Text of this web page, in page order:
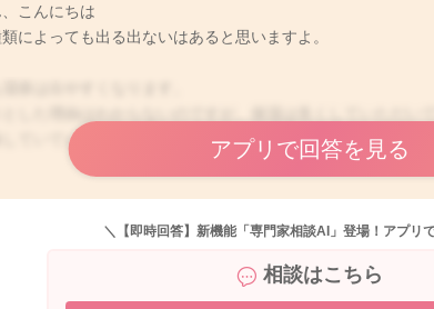
こんにちは
によっても出る出ないはあると思いますよ。
していているため）
アプリで回答を見る
＼【即時回答】新機能「専門家相談AI」登場！アプリ
相談はこちら